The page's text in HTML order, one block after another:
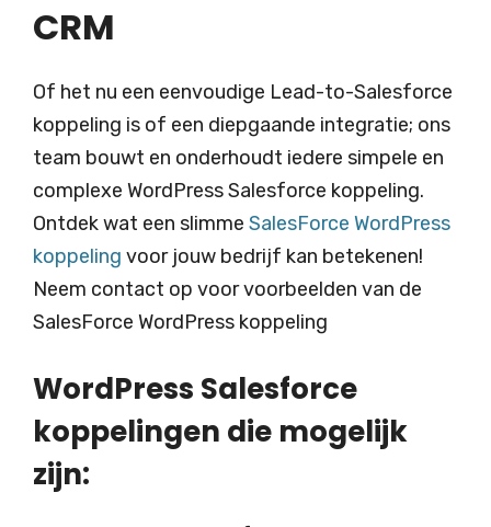
CRM
Of het nu een eenvoudige Lead-to-Salesforce
koppeling is of een diepgaande integratie; ons
team bouwt en onderhoudt iedere simpele en
complexe WordPress Salesforce koppeling.
Ontdek wat een slimme SalesForce WordPress
koppeling voor jouw bedrijf kan betekenen!
Neem contact op voor voorbeelden van de
SalesForce WordPress koppeling
WordPress Salesforce
koppelingen die mogelijk
zijn: